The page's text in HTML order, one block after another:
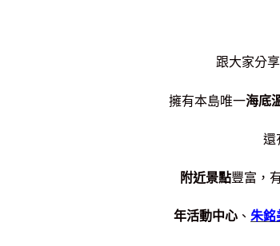
跟大家分享
擁有本島唯一海底
還
附近景點豐富，
年活動中心 、 朱銘